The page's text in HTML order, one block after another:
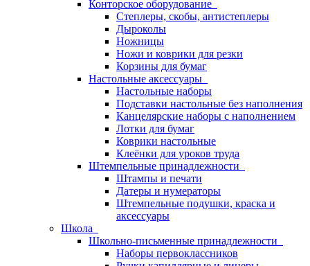
Конторское оборудование
Степлеры, скобы, антистеплеры
Дыроколы
Ножницы
Ножи и коврики для резки
Корзины для бумаг
Настольные аксессуары
Настольные наборы
Подставки настольные без наполнения
Канцелярские наборы с наполнением
Лотки для бумаг
Коврики настольные
Клеёнки для уроков труда
Штемпельные принадлежности
Штампы и печати
Датеры и нумераторы
Штемпельные подушки, краска и
аксессуары
Школа
Школьно-письменные принадлежности
Наборы первоклассников